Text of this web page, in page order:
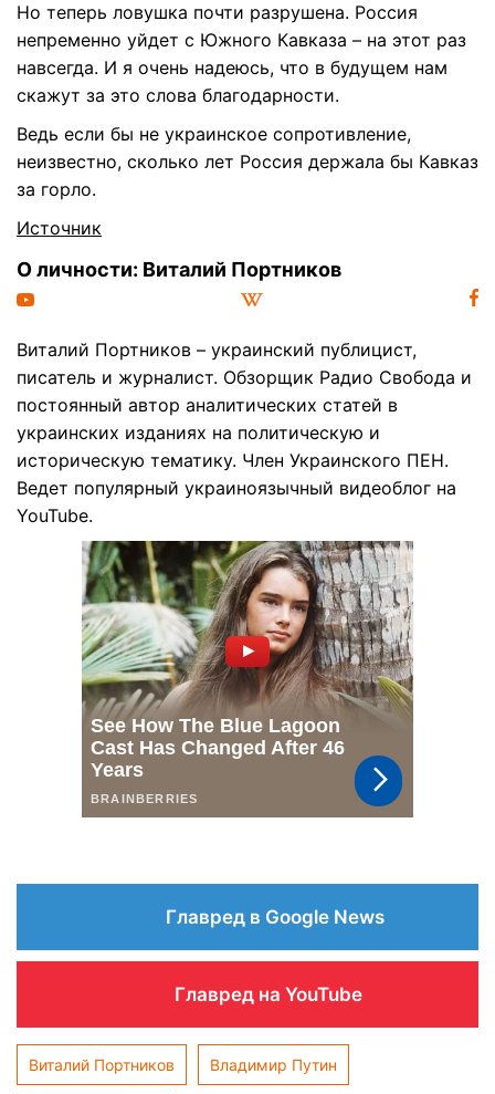
Но теперь ловушка почти разрушена. Россия
непременно уйдет с Южного Кавказа – на этот раз
навсегда. И я очень надеюсь, что в будущем нам
скажут за это слова благодарности.
Ведь если бы не украинское сопротивление,
неизвестно, сколько лет Россия держала бы Кавказ
за горло.
Источник
О личности: Виталий Портников
Виталий Портников – украинский публицист,
писатель и журналист. Обзорщик Радио Свобода и
постоянный автор аналитических статей в
украинских изданиях на политическую и
историческую тематику. Член Украинского ПЕН.
Ведет популярный украиноязычный видеоблог на
YouTube.
Главред в Google News
Главред на YouTube
Виталий Портников Владимир Путин